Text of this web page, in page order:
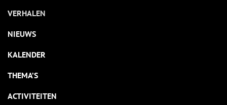
VERHALEN
NIEUWS
KALENDER
THEMA’S
ACTIVITEITEN